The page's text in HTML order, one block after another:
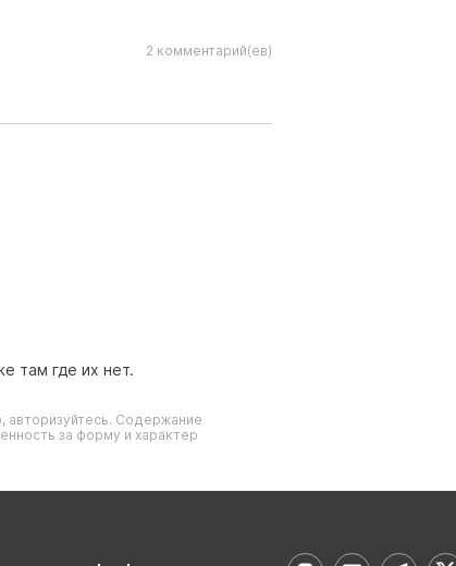
2 комментарий(ев)
там где их нет.
авторизуйтесь. Содержание
за форму и характер